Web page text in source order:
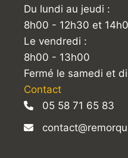
Du lundi au jeudi :
8h00 - 12h30 et
Le vendredi :
8h00 - 13h00
Fermé le samedi et
Contact
05 58 71 65 83